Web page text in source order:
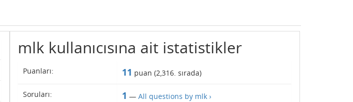
mlk kullanıcısına ait istatistikler
Puanları: 11 puan (2,316. sırada)
Soruları: 1 — All questions by mlk ›